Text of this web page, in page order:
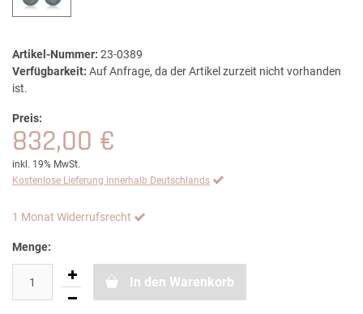
Artikel-Nummer: 23-0389
Verfügbarkeit: Auf Anfrage, da der Artikel zurzeit nicht vorhanden
ist.
Preis:
832,00 €
inkl. 19% MwSt.
Kostenlose Lieferung innerhalb Deutschlands
1 Monat Widerrufsrecht
Menge:
In den Warenkorb